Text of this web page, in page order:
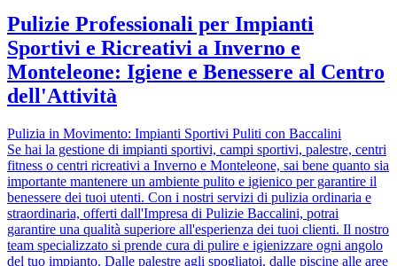
Pulizie Professionali per Impianti
Sportivi e Ricreativi a Inverno e
Monteleone: Igiene e Benessere al Centro
dell'Attività
Pulizia in Movimento: Impianti Sportivi Puliti con Baccalini
Se hai la gestione di impianti sportivi, campi sportivi, palestre, centri
fitness o centri ricreativi a Inverno e Monteleone, sai bene quanto sia
importante mantenere un ambiente pulito e igienico per garantire il
benessere dei tuoi utenti. Con i nostri servizi di pulizia ordinaria e
straordinaria, offerti dall'Impresa di Pulizie Baccalini, potrai
garantire una qualità superiore all'esperienza dei tuoi clienti. Il nostro
team specializzato si prende cura di pulire e igienizzare ogni angolo
del tuo impianto. Dalle palestre agli spogliatoi, dalle piscine alle aree